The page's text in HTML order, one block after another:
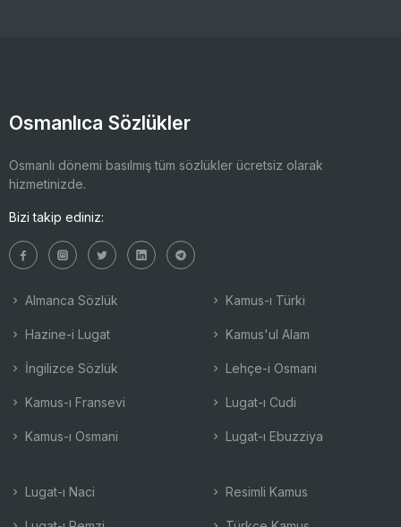
Osmanlıca Sözlükler
Osmanlı dönemi basılmış tüm sözlükler ücretsiz olarak
hizmetinizde.
Bizi takip ediniz:
Almanca Sözlük
Hazine-i Lugat
İngilizce Sözlük
Kamus-ı Fransevi
Kamus-ı Osmani
Kamus-ı Türki
Kamus'ul Alam
Lehçe-i Osmani
Lugat-ı Cudi
Lugat-ı Ebuzziya
Lugat-ı Naci Resimli Kamus